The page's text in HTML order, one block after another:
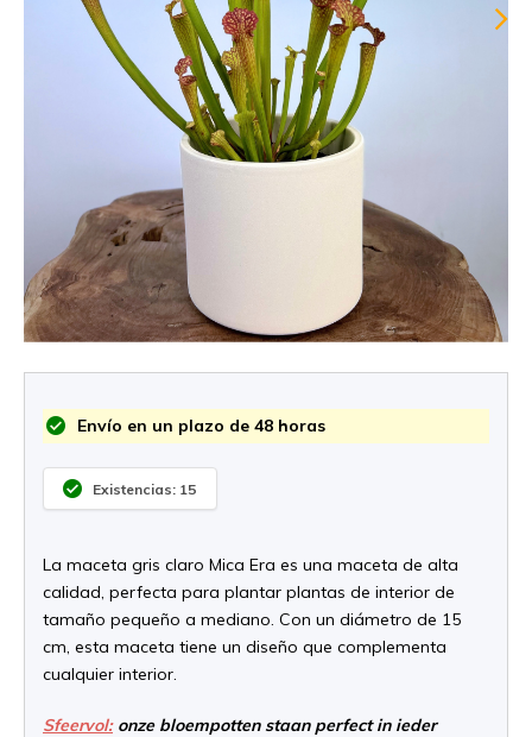
Envío en un plazo de 48 horas
Existencias: 15
La maceta gris claro Mica Era es una maceta de alta
calidad, perfecta para plantar plantas de interior de
tamaño pequeño a mediano. Con un diámetro de 15
cm, esta maceta tiene un diseño que complementa
cualquier interior.
Sfeervol:onze bloempotten staan perfect in ieder